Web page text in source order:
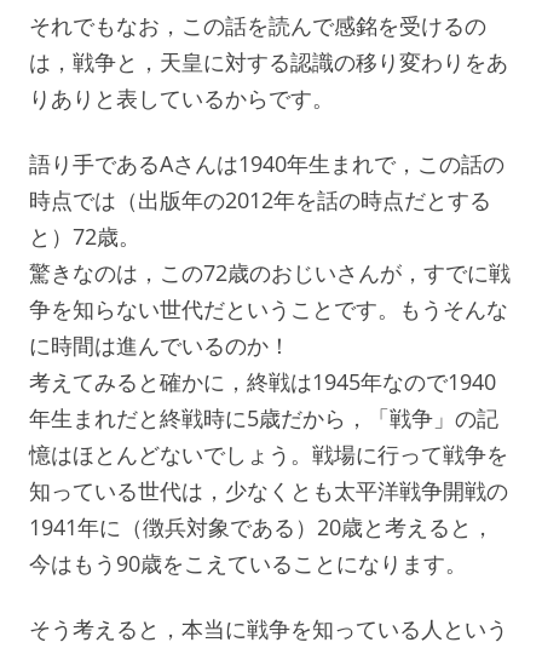
それでもなお，この話を読んで感銘を受けるの
は，戦争と，天皇に対する認識の移り変わりをあ
りありと表しているからです。
語り手であるAさんは1940年生まれで，この話の
時点では（出版年の2012年を話の時点だとする
と）72歳。
驚きなのは，この72歳のおじいさんが，すでに戦
争を知らない世代だということです。もうそんな
に時間は進んでいるのか！
考えてみると確かに，終戦は1945年なので1940
年生まれだと終戦時に5歳だから，「戦争」の記
憶はほとんどないでしょう。戦場に行って戦争を
知っている世代は，少なくとも太平洋戦争開戦の
1941年に（徴兵対象である）20歳と考えると，
今はもう90歳をこえていることになります。
そう考えると，本当に戦争を知っている人という